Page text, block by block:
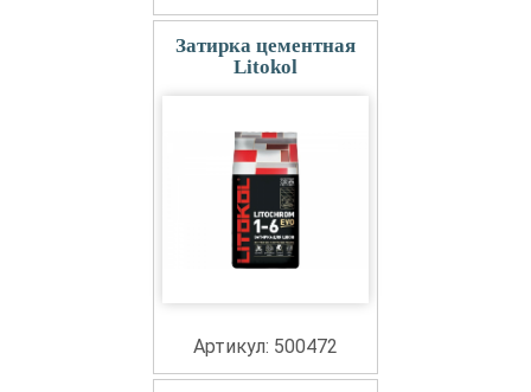
Затирка цементная
Litokol
Артикул: 500472